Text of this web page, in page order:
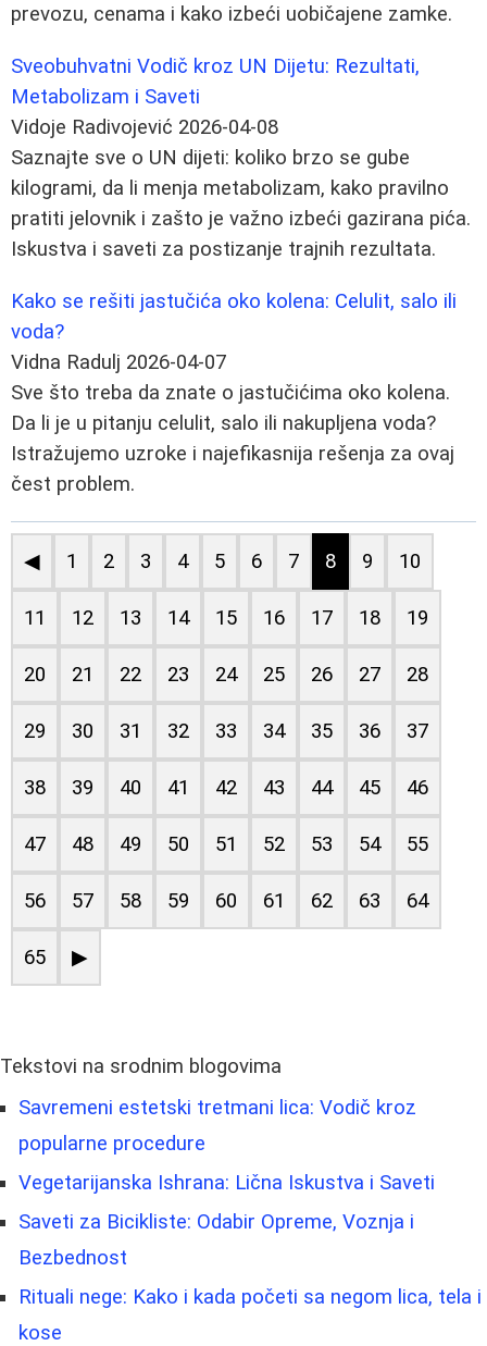
prevozu, cenama i kako izbeći uobičajene zamke.
Sveobuhvatni Vodič kroz UN Dijetu: Rezultati,
Metabolizam i Saveti
Vidoje Radivojević 2026-04-08
Saznajte sve o UN dijeti: koliko brzo se gube
kilogrami, da li menja metabolizam, kako pravilno
pratiti jelovnik i zašto je važno izbeći gazirana pića.
Iskustva i saveti za postizanje trajnih rezultata.
Kako se rešiti jastučića oko kolena: Celulit, salo ili
voda?
Vidna Radulj 2026-04-07
Sve što treba da znate o jastučićima oko kolena.
Da li je u pitanju celulit, salo ili nakupljena voda?
Istražujemo uzroke i najefikasnija rešenja za ovaj
čest problem.
◀ 1 2 3 4 5 6 7 8 9 10
11 12 13 14 15 16 17 18 19
20 21 22 23 24 25 26 27 28
29 30 31 32 33 34 35 36 37
38 39 40 41 42 43 44 45 46
47 48 49 50 51 52 53 54 55
56 57 58 59 60 61 62 63 64
65 ▶
Tekstovi na srodnim blogovima
Savremeni estetski tretmani lica: Vodič kroz
popularne procedure
Vegetarijanska Ishrana: Lična Iskustva i Saveti
Saveti za Bicikliste: Odabir Opreme, Voznja i
Bezbednost
Rituali nege: Kako i kada početi sa negom lica, tela i
kose